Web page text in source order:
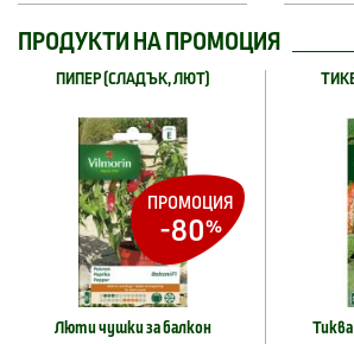
ПРОДУКТИ НА ПРОМОЦИЯ
ПРОМОЦИЯ
-80%
ПИПЕР (СЛАДЪК, ЛЮТ)
Люти чушки за балкон Тиква